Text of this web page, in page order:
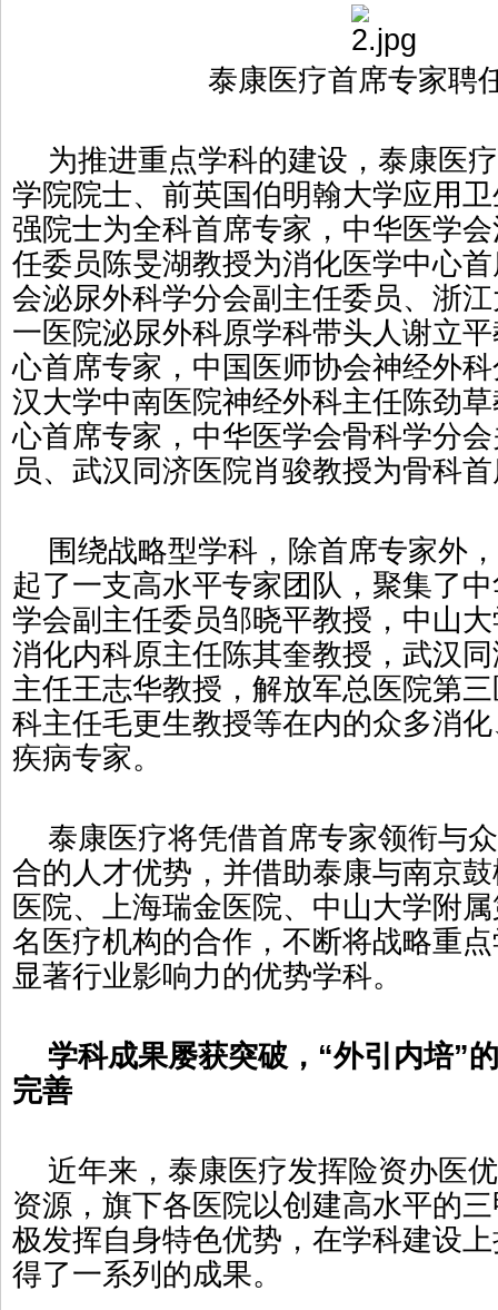
泰康医疗首席专家聘
为推进重点学科的建设，泰康医
学院院士、前英国伯明翰大学应用
强院士为全科首席专家，中华医学
任委员陈旻湖教授为消化医学中心
会泌尿外科学分会副主任委员、浙
一医院泌尿外科原学科带头人谢立
心首席专家，中国医师协会神经外
汉大学中南医院神经外科主任陈劲
心首席专家，中华医学会骨科学分
员、武汉同济医院肖骏教授为骨科
围绕战略型学科，除首席专家外
起了一支高水平专家团队，聚集了
学会副主任委员邹晓平教授，中山
消化内科原主任陈其奎教授，武汉
主任王志华教授，解放军总医院第
科主任毛更生教授等在内的众多消
疾病专家。
泰康医疗将凭借首席专家领衔与
合的人才优势，并借助泰康与南京
医院、上海瑞金医院、中山大学附
名医疗机构的合作，不断将战略重
显著行业影响力的优势学科。
学科成果屡获突破，“外引内培”
完善
近年来，泰康医疗发挥险资办医
资源，旗下各医院以创建高水平的
极发挥自身特色优势，在学科建设
得了一系列的成果。